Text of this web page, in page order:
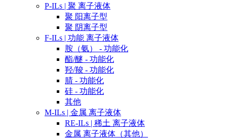
P-ILs | 聚 离子液体
聚 阳离子型
聚 阴离子型
F-ILs | 功能 离子液体
胺（氨） - 功能化
酯/醚 - 功能化
羟/羧 - 功能化
腈 - 功能化
硅 - 功能化
其他
M-ILs | 金属 离子液体
RE-ILs | 稀土 离子液体
金属 离子液体（其他）